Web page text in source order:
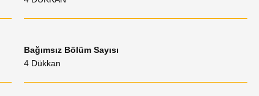
Bağımsız Bölüm Sayısı
4 Dükkan